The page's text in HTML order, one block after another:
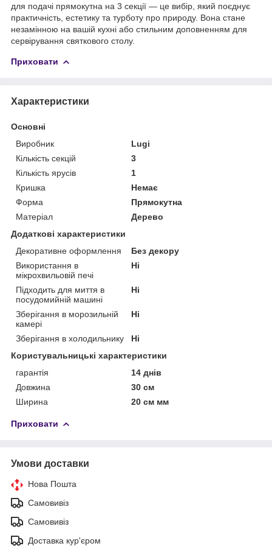
для подачі прямокутна на 3 секції — це вибір, який поєднує
практичність, естетику та турботу про природу. Вона стане
незамінною на вашій кухні або стильним доповненням для
сервірування святкового столу.
Приховати
Характеристики
Основні
Виробник
Lugi
Кількість секцій
3
Кількість ярусів
1
Кришка
Немає
Форма
Прямокутна
Матеріал
Дерево
Додаткові характеристики
Декоративне оформлення
Без декору
Використання в
мікрохвильовій печі
Ні
Підходить для миття в
посудомийній машині
Ні
Зберігання в морозильній
камері
Ні
Зберігання в холодильнику
Ні
Користувальницькі характеристики
гарантія
14 днів
Довжина
30 см
Ширина
20 см мм
Приховати
Умови доставки
Нова Пошта
Самовивіз
Самовивіз
Доставка кур'єром